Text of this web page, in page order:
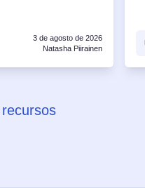
3 de agosto de 2026
Natasha Piirainen